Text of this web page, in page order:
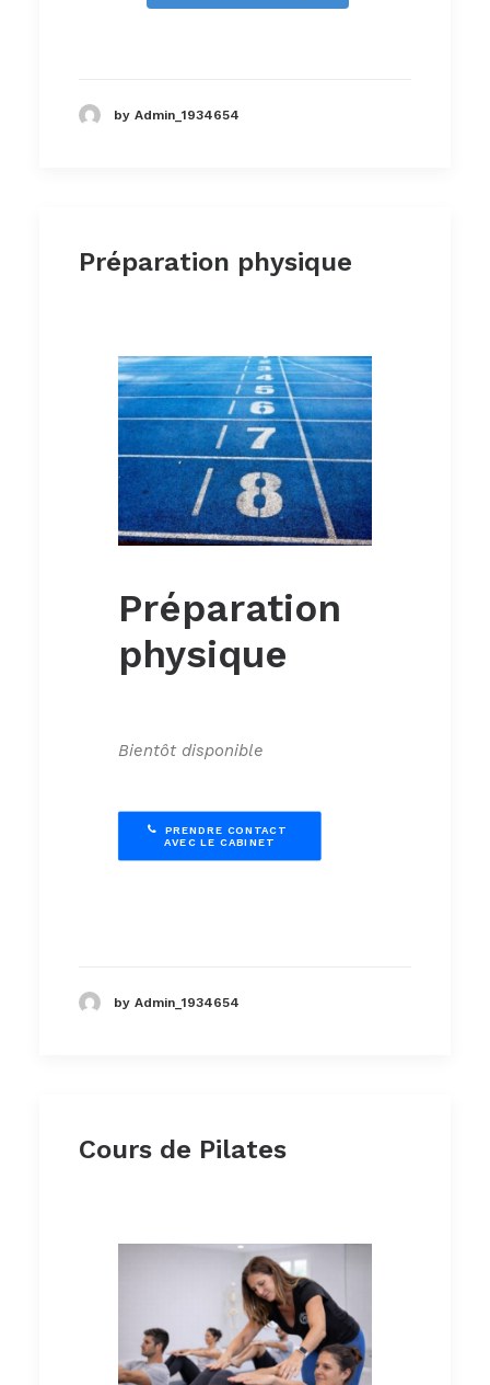
by Admin_1934654
Préparation physique
Préparation
physique
Bientôt disponible
PRENDRE CONTACT
AVEC LE CABINET
by Admin_1934654
Cours de Pilates